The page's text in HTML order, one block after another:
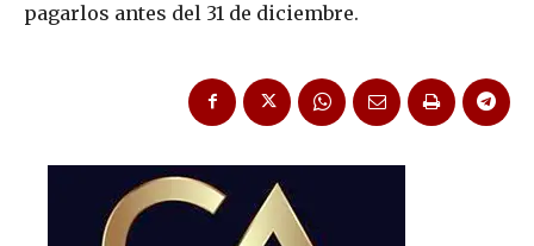
pagarlos antes del 31 de diciembre.